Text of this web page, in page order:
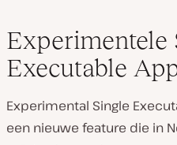
Experimentele
Executable
Experimental Single
een nieuwe feature die in